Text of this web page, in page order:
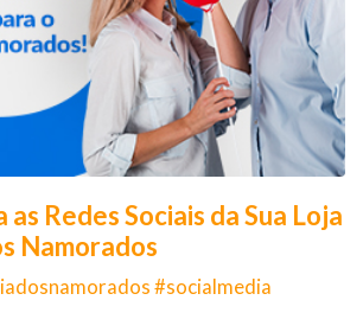
as Redes Sociais da Sua Loja
Namorados
#socialmedia